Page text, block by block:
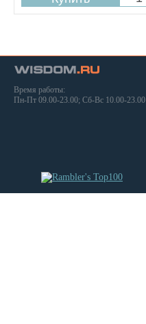
Время работы:
Пн-Пт 09.00-23.00; Сб-Вс 10.00-23.00